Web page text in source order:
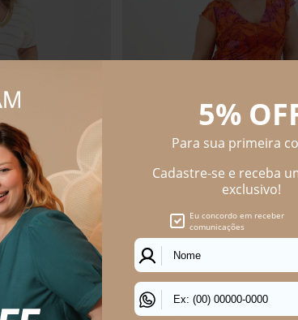
Shorts Cargo Plus Size Vilma